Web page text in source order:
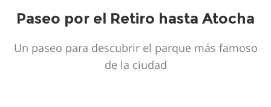
Paseo por el Retiro hasta Atocha
Un paseo para descubrir el parque más famoso
de la ciudad